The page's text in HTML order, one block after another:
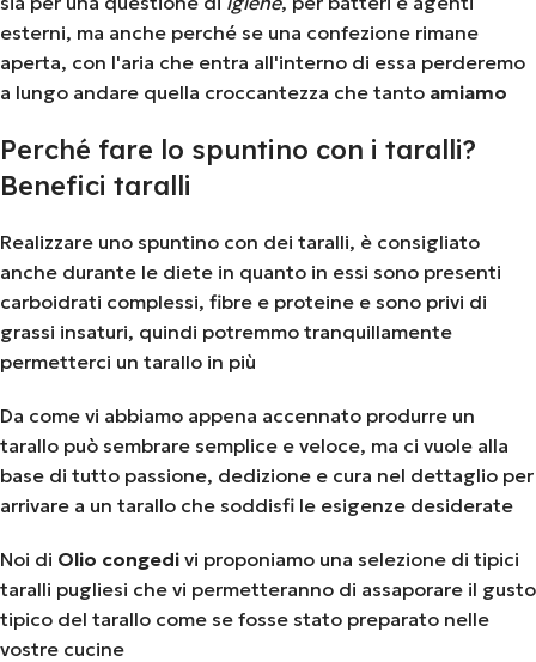
esterni, ma anche perché se una confezione rimane
aperta, con l'aria che entra all'interno di essa perderemo
a lungo andare quella croccantezza che tanto amiamo
Perché fare lo spuntino con i taralli?
Benefici taralli
Realizzare uno spuntino con dei taralli, è consigliato
anche durante le diete in quanto in essi sono presenti
carboidrati complessi, fibre e proteine e sono privi di
grassi insaturi, quindi potremmo tranquillamente
permetterci un tarallo in più
Da come vi abbiamo appena accennato produrre un
tarallo può sembrare semplice e veloce, ma ci vuole alla
base di tutto passione, dedizione e cura nel dettaglio per
arrivare a un tarallo che soddisfi le esigenze desiderate
Noi di Olio congedi vi proponiamo una selezione di tipici
taralli pugliesi che vi permetteranno di assaporare il gusto
tipico del tarallo come se fosse stato preparato nelle
vostre cucine